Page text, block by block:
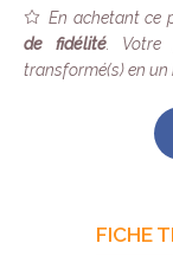
En achetant ce
de fidélité. Votre
transformé(s) en
FICHE